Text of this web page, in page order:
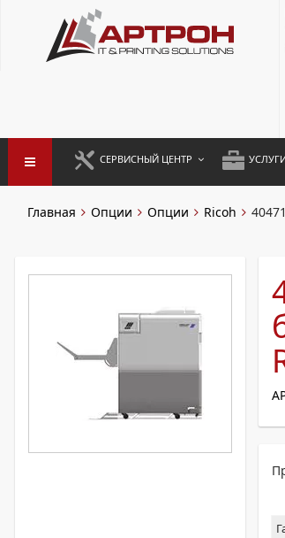
СЕРВИСНЫЙ ЦЕНТР
ПРОФИЛАКТИКА И ТО
РАЗОВЫЕ РЕМОНТЫ
АРЕНДА
Главная Опции Опции Ricoh